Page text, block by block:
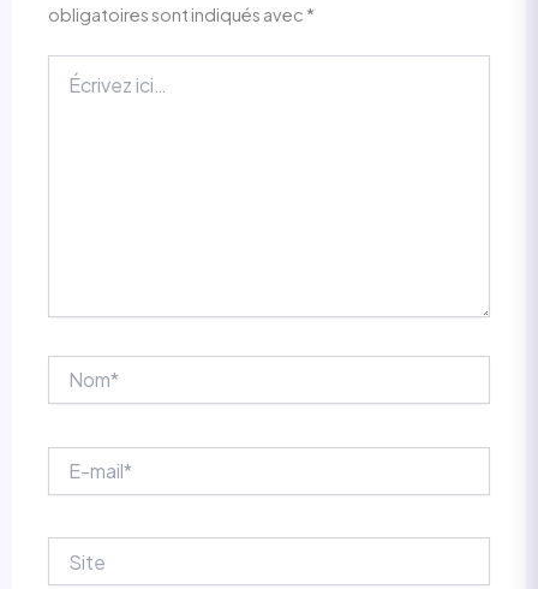
obligatoires sont indiqués avec *
ici…
mail*